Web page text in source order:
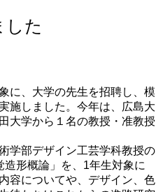
した
に、大学の先生を招聘し、模
施しました。今年は、広島大
大学から１名の教授・准教授
学部デザイン工芸学科教授の
形概論」を、1年生対象に
容についてや、デザイン、色